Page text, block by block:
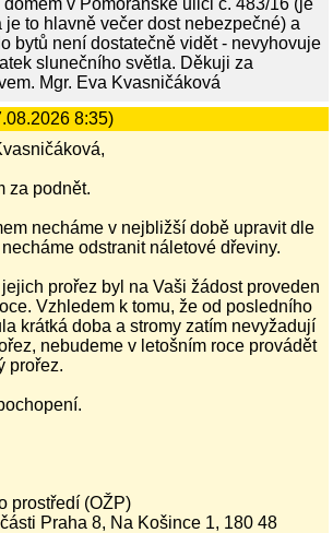
je to hlavně večer dost nebezpečné) a
bytů není dostatečně vidět - nevyhovuje
slunečního světla. Děkuji za
Mgr. Eva Kvasničáková
8:35)
za podnět.
necháme v nejbližší době upravit dle
odstranit náletové dřeviny.
prořez byl na Vaši žádost proveden
Vzhledem k tomu, že od posledního
krátká doba a stromy zatím nevyžadují
nebudeme v letošním roce provádět
prořez.
prostředí (OŽP)
Praha 8, Na Košince 1, 180 48